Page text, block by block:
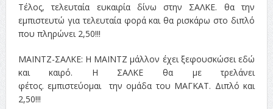
Τέλος, τελευταία ευκαιρία δίνω στην ΣΑΛΚΕ. θα την
εμπιστευτώ για τελευταία φορά και θα ρισκάρω στο διπλό
που πληρώνει 2,50!!!
ΜΑΪΝΤΖ-ΣΑΛΚΕ: Η ΜΑΪΝΤΖ μάλλον έχει ξεφουσκώσει εδώ
και καιρό. Η ΣΑΛΚΕ θα με τρελάνει
φέτος. εμπιστεύομαι την ομάδα του ΜΑΓΚΑΤ. Διπλό και
2,50!!!